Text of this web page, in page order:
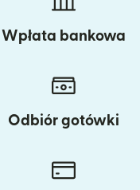
Wpłata bankowa
Odbiór gotówki